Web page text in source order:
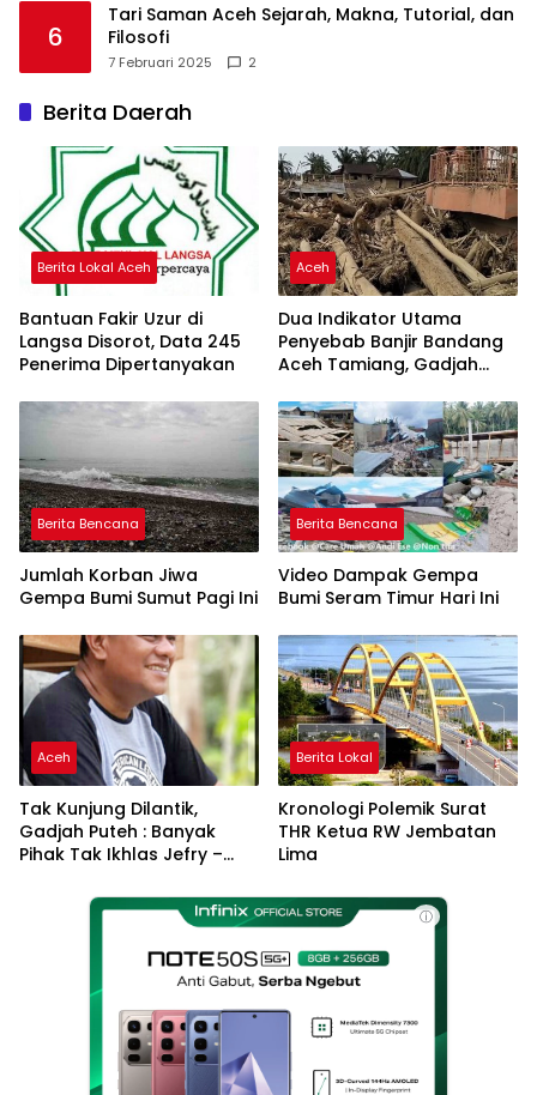
6
Tari Saman Aceh Sejarah, Makna, Tutorial, dan
Filosofi
7 Februari 2025 2
Berita Daerah
Berita Lokal Aceh
Bantuan Fakir Uzur di
Langsa Disorot, Data 245
Penerima Dipertanyakan
Aceh
Dua Indikator Utama
Penyebab Banjir Bandang
Aceh Tamiang, Gadjah
DAS
Berita Bencana
Jumlah Korban Jiwa
Gempa Bumi Sumut Pagi Ini
Berita Bencana
Video Dampak Gempa
Bumi Seram Timur Hari Ini
Aceh
Tak Kunjung Dilantik,
Gadjah Puteh : Banyak
Pihak Tak Ikhlas Jefry –
Berita Lokal
Kronologi Polemik Surat
THR Ketua RW Jembatan
Lima
ⓘ